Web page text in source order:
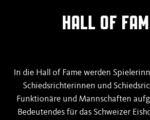
Top8-Gönnervereinigung
Pat Schafhauser-Stiftung
Media
HALL OF
In die Hall of Fame werden
Schiedsrichterinnen und
Funktionäre und Mannschaften
Bedeutendes für das Schweizer